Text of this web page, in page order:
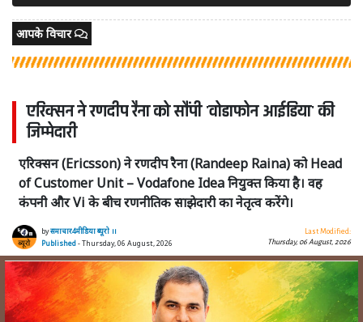
आपके विचार
एरिक्सन ने रणदीप रैना को सौंपी 'वोडाफोन आईडिया' की
जिम्मेदारी
एरिक्सन (Ericsson) ने रणदीप रैना (Randeep Raina) को Head
of Customer Unit – Vodafone Idea नियुक्त किया है। वह
कंपनी और Vi के बीच रणनीतिक साझेदारी का नेतृत्व करेंगे।
byसमाचार4मीडिया ब्यूरो ।।
Published - Thursday, 06 August, 2026
Last Modified:
Thursday, 06 August, 2026